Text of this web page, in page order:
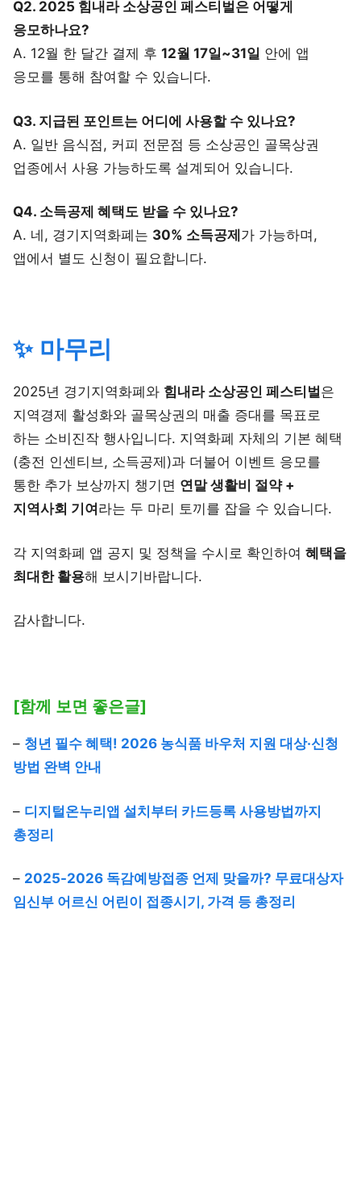
Q2. 2025 힘내라 소상공인 페스티벌은 어떻게
응모하나요?
A. 12월 한 달간 결제 후 12월 17일~31일 안에 앱
응모를 통해 참여할 수 있습니다.
Q3. 지급된 포인트는 어디에 사용할 수 있나요?
A. 일반 음식점, 커피 전문점 등 소상공인 골목상권
업종에서 사용 가능하도록 설계되어 있습니다.
Q4. 소득공제 혜택도 받을 수 있나요?
A. 네, 경기지역화폐는 30% 소득공제 가 가능하며,
앱에서 별도 신청이 필요합니다.
✨ 마무리
2025년 경기지역화폐와 힘내라 소상공인 페스티벌은
지역경제 활성화와 골목상권의 매출 증대를 목표로
하는 소비진작 행사입니다. 지역화폐 자체의 기본 혜택
(충전 인센티브, 소득공제)과 더불어 이벤트 응모를
통한 추가 보상까지 챙기면 연말 생활비 절약 +
지역사회 기여 라는 두 마리 토끼를 잡을 수 있습니다.
각 지역화폐 앱 공지 및 정책을 수시로 확인하여 혜택을
최대한 활용해 보시기바랍니다.
감사합니다.
[함께 보면 좋은글]
– 청년 필수 혜택! 2026 농식품 바우처 지원 대상·신청
방법 완벽 안내
– 디지털온누리앱 설치부터 카드등록 사용방법까지
총정리
– 2025-2026 독감예방접종 언제 맞을까? 무료대상자
임신부 어르신 어린이 접종시기, 가격 등 총정리